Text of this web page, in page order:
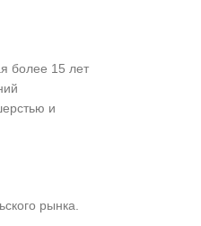
более 15 лет
и
рынка.